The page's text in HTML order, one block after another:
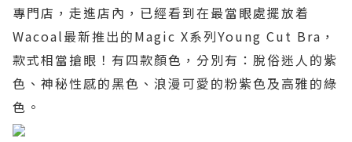
專門店，走進店內，已經看到在最當眼處擺放着
Wacoal最新推出的Magic X系列Young Cut Bra ，
款式相當搶眼！有四款顏色，分別有：脫俗迷人的紫
色、神秘性感的黑色、浪漫可愛的粉紫色及高雅的綠
色。